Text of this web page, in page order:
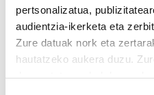
pertsonalizatua,
audientzia-ikerketa eta
Zure datuak nork eta
hautatzeko aukera duzu.